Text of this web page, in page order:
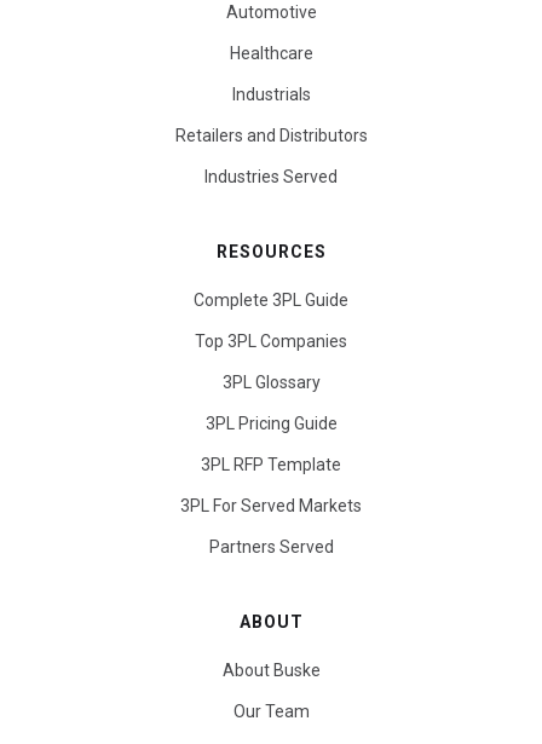
Automotive
Healthcare
Industrials
Retailers and Distributors
Industries Served
RESOURCES
Complete 3PL Guide
Top 3PL Companies
3PL Glossary
3PL Pricing Guide
3PL RFP Template
3PL For Served Markets
Partners Served
ABOUT
About Buske
Our Team